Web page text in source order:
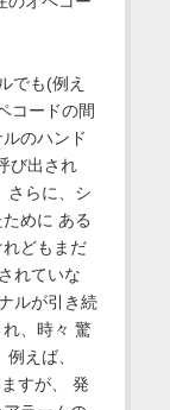
でも(例え
コードの間
のハンド
び出され
さらに、シ
めに ある
どもまだ
れていな
ルが引き続
、時々 驚
えば、
すが、 発